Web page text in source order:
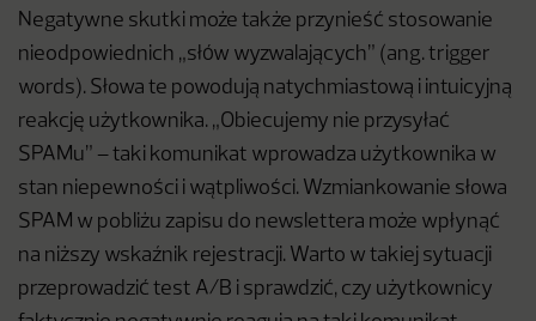
Negatywne skutki może także przynieść stosowanie
nieodpowiednich „słów wyzwalających” (ang. trigger
words). Słowa te powodują natychmiastową i intuicyjną
reakcję użytkownika. „Obiecujemy nie przysyłać
SPAMu” – taki komunikat wprowadza użytkownika w
stan niepewności i wątpliwości. Wzmiankowanie słowa
SPAM w pobliżu zapisu do newslettera może wpłynąć
na niższy wskaźnik rejestracji. Warto w takiej sytuacji
przeprowadzić test A/B i sprawdzić, czy użytkownicy